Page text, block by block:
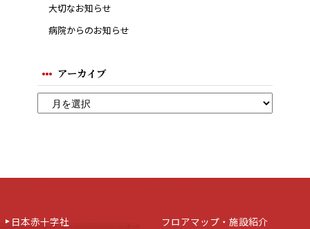
大切なお知らせ
病院からのお知らせ
アーカイブ
日本赤十字社 フロアマップ・施設紹介